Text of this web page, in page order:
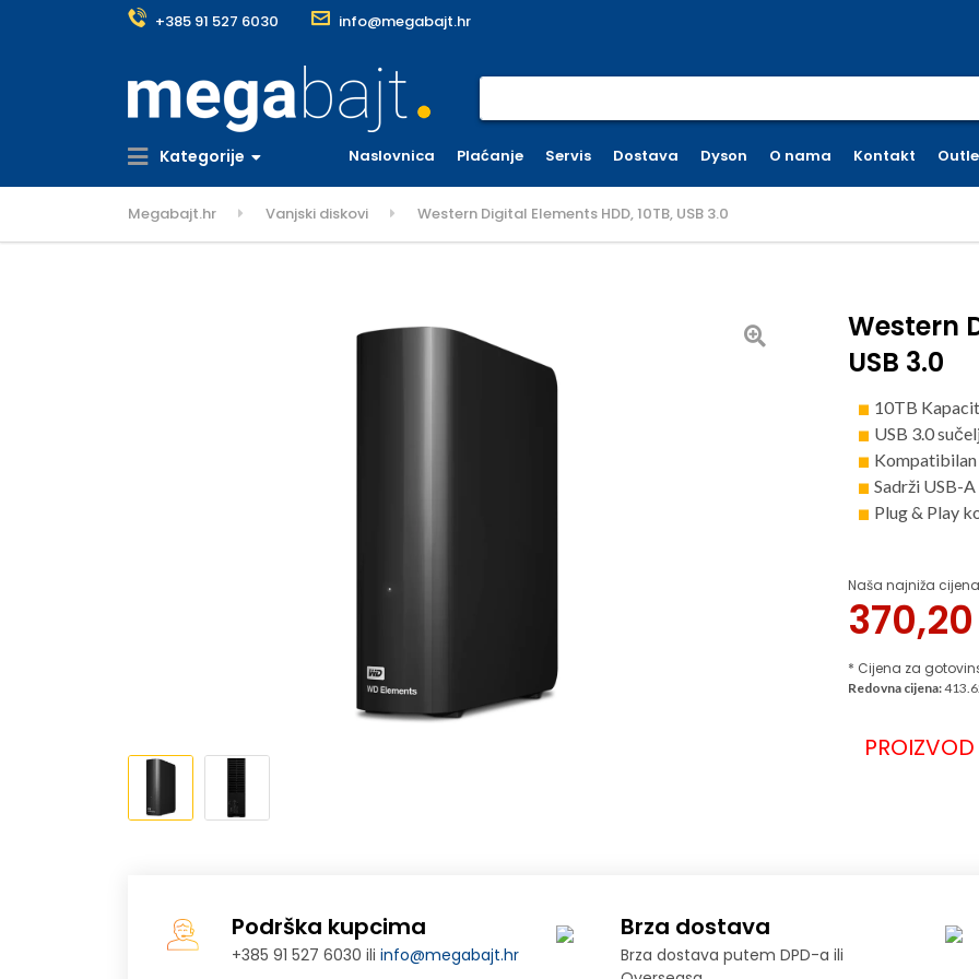
+385 91 527 6030 info@megabajt.hr
Kategorije Naslovnica Plaćanje Servis Dostava Dyson O nama Kontakt
Megabajt.hr Vanjski diskovi Western Digital Elements HDD, 10TB, USB 3.0
Western
USB 3.0
10TB
USB 3.0
Sadrži USB-
Plug & Play
Naša najniža
* Cijena za
Redovna cijena:
Podrška kupcima
+385 91 527 6030 iliinfo@megabajt.hr
Brza dostava
Brza dostava putem DPD-a ili